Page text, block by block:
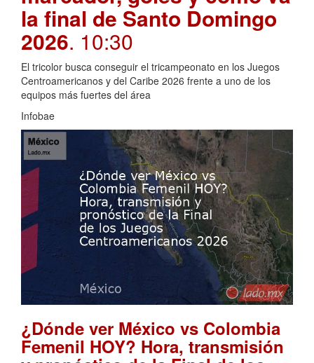
la final de Santo Domingo
2026. 10:30
El tricolor busca conseguir el tricampeonato en los Juegos
Centroamericanos y del Caribe 2026 frente a uno de los
equipos más fuertes del área
Infobae
¿Dónde ver México vs Colombia
Femenil HOY? Hora, transmisión